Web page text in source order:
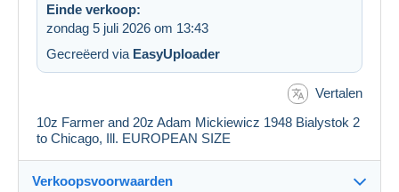
Einde verkoop:
zondag 5 juli 2026 om 13:43
Gecreëerd via EasyUploader
Vertalen
10z Farmer and 20z Adam Mickiewicz 1948 Bialystok 2
to Chicago, Ill. EUROPEAN SIZE
Verkoopsvoorwaarden